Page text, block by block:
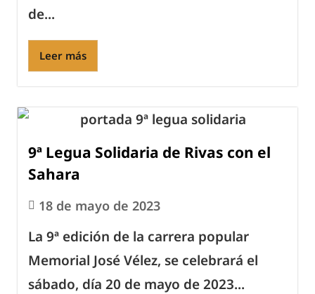
de...
Leer más
9ª Legua Solidaria de Rivas con el
Sahara
18 de mayo de 2023
La 9ª edición de la carrera popular
Memorial José Vélez, se celebrará el
sábado, día 20 de mayo de 2023...